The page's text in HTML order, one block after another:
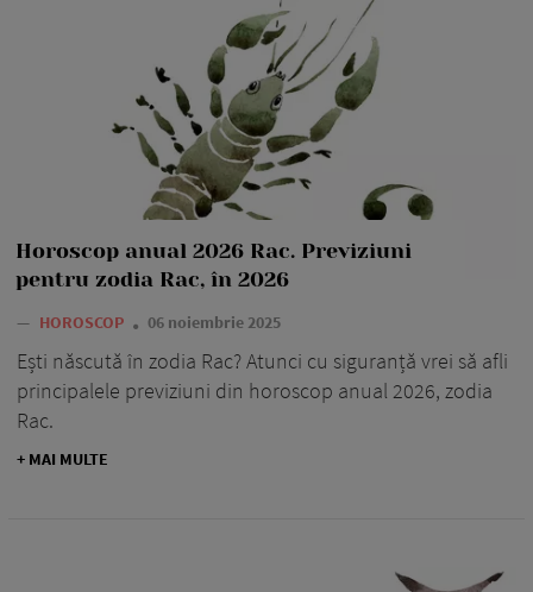
Horoscop anual 2026 Rac. Previziuni
pentru zodia Rac, în 2026
— HOROSCOP 06 noiembrie 2025
Ești născută în zodia Rac? Atunci cu siguranță vrei să afli
principalele previziuni din horoscop anual 2026, zodia
Rac.
+ MAI MULTE